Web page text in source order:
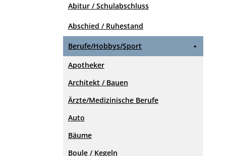
Abitur / Schulabschluss
Abschied / Ruhestand
Berufe/Hobbys/Sport
Apotheker
Architekt / Bauen
Ärzte/Medizinische Berufe
Auto
Bäume
Boule / Kegeln